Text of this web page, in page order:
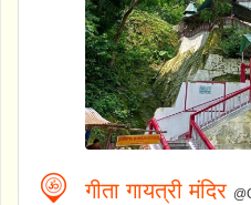
गीता गायत्री मंदिर